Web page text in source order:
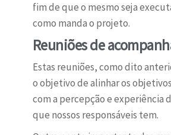
fim de que o mesmo seja
como manda o projeto.
Reuniões de
Estas reuniões, como dito
o objetivo de alinhar os
com a percepção e experiência
que nossos responsáveis tem.